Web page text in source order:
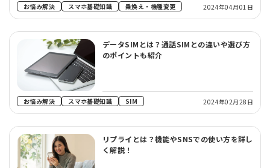
お悩み解決 スマホ基礎知識 乗換え・機種変更 2024年04月01日
データSIMとは？通話SIMとの違いや選び方
のポイントも紹介
お悩み解決 スマホ基礎知識 SIM 2024年02月28日
リプライとは？機能やSNSでの使い方を詳し
く解説！